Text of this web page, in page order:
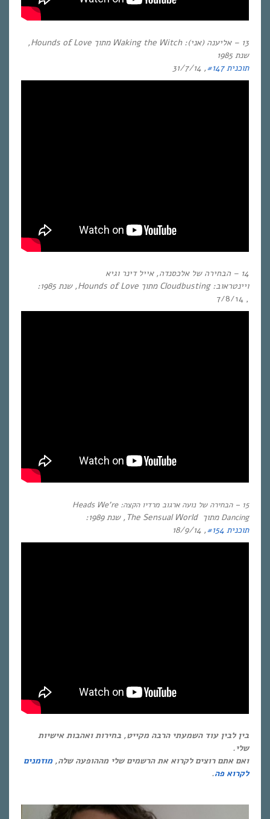
13 – אליענה (אני): Waking the Witch מתוך Hounds of Love
,
שנת
תוכנית #147
, 31/7/14
14 – הבחירה של אלכסנדה, אייל דינר וגיא
ויינטראוב:Cloudbusting מתוך Hounds of Love, שנת
, 7/8/14
15 – הבחירה של נועה ארגוב מרדיו הקצה: Heads We’re
Dancing מתוך The Sensual World , שנת1989:
תוכנית #154
, 18/9/14
בין לבין עוד השמעתי הרבה מקייט, בחירות ואהבות אישיות
שלי.
ואם אתם רוצים לקרוא את הרשמים שלי מההופעה שלה,מוזמנים
לקרוא פה.